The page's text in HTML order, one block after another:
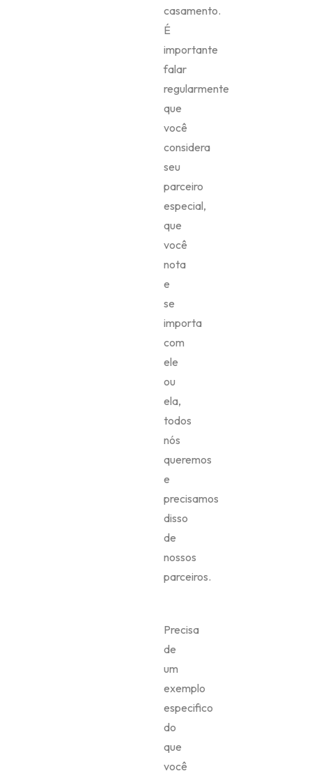
casamento.
É
importante
falar
regularmente
que
você
considera
seu
parceiro
especial,
que
você
nota
e
se
importa
com
ele
ou
ela,
todos
nós
queremos
e
precisamos
disso
de
nossos
parceiros.
Precisa
de
um
exemplo
especifico
do
que
você